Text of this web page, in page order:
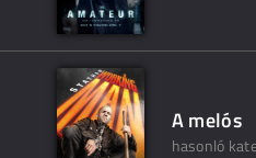
A melós
hasonló